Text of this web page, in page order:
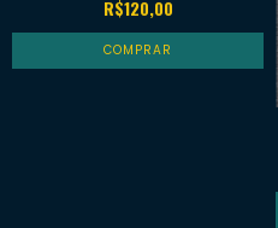
R$120,00